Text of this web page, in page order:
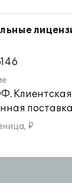
поставка